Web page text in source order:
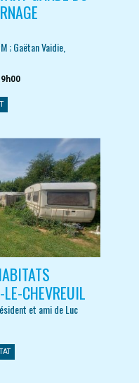
; Gaëtan Vaidie,
CHEVREUIL
et ami de Luc